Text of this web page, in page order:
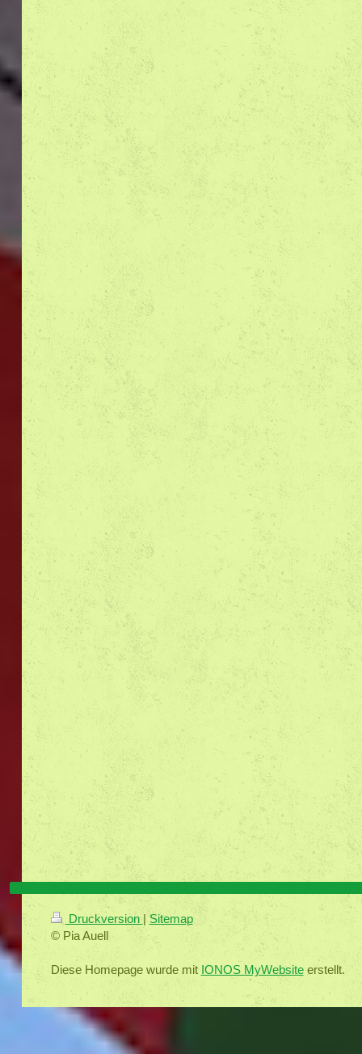
Druckversion | Sitemap
© Pia Auell
Diese Homepage wurde mit IONOS MyWebsiteerstellt.